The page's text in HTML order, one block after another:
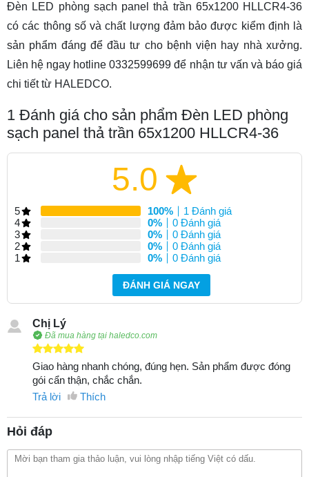
Đèn LED phòng sạch panel thả trần 65x1200 HLLCR4-36
có các thông số và chất lượng đảm bảo được kiểm định là
sản phẩm đáng để đầu tư cho bệnh viện hay nhà xưởng.
Liên hệ ngay hotline 0332599699 để nhận tư vấn và báo giá
chi tiết từ HALEDCO.
1 Đánh giá cho sản phẩm Đèn LED phòng
sạch panel thả trần 65x1200 HLLCR4-36
5.0
5 100%
1 Đánh giá
4
0%
0 Đánh giá
3
0%
0 Đánh giá
2
0%
0 Đánh giá
1
0% 0 Đánh giá
ĐÁNH GIÁ NGAY
Chị Lý
Đã mua hàng tại haledco.com
Giao hàng nhanh chóng, đúng hẹn. Sản phẩm được đóng
gói cẩn thận, chắc chắn.
Trả lời
Thích
Hỏi đáp